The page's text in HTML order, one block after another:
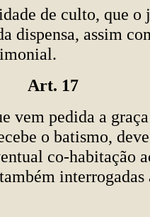
de culto, que
dispensa, assim
Art. 17
vem pedida a
o batismo,
co-habitação
interrogadas